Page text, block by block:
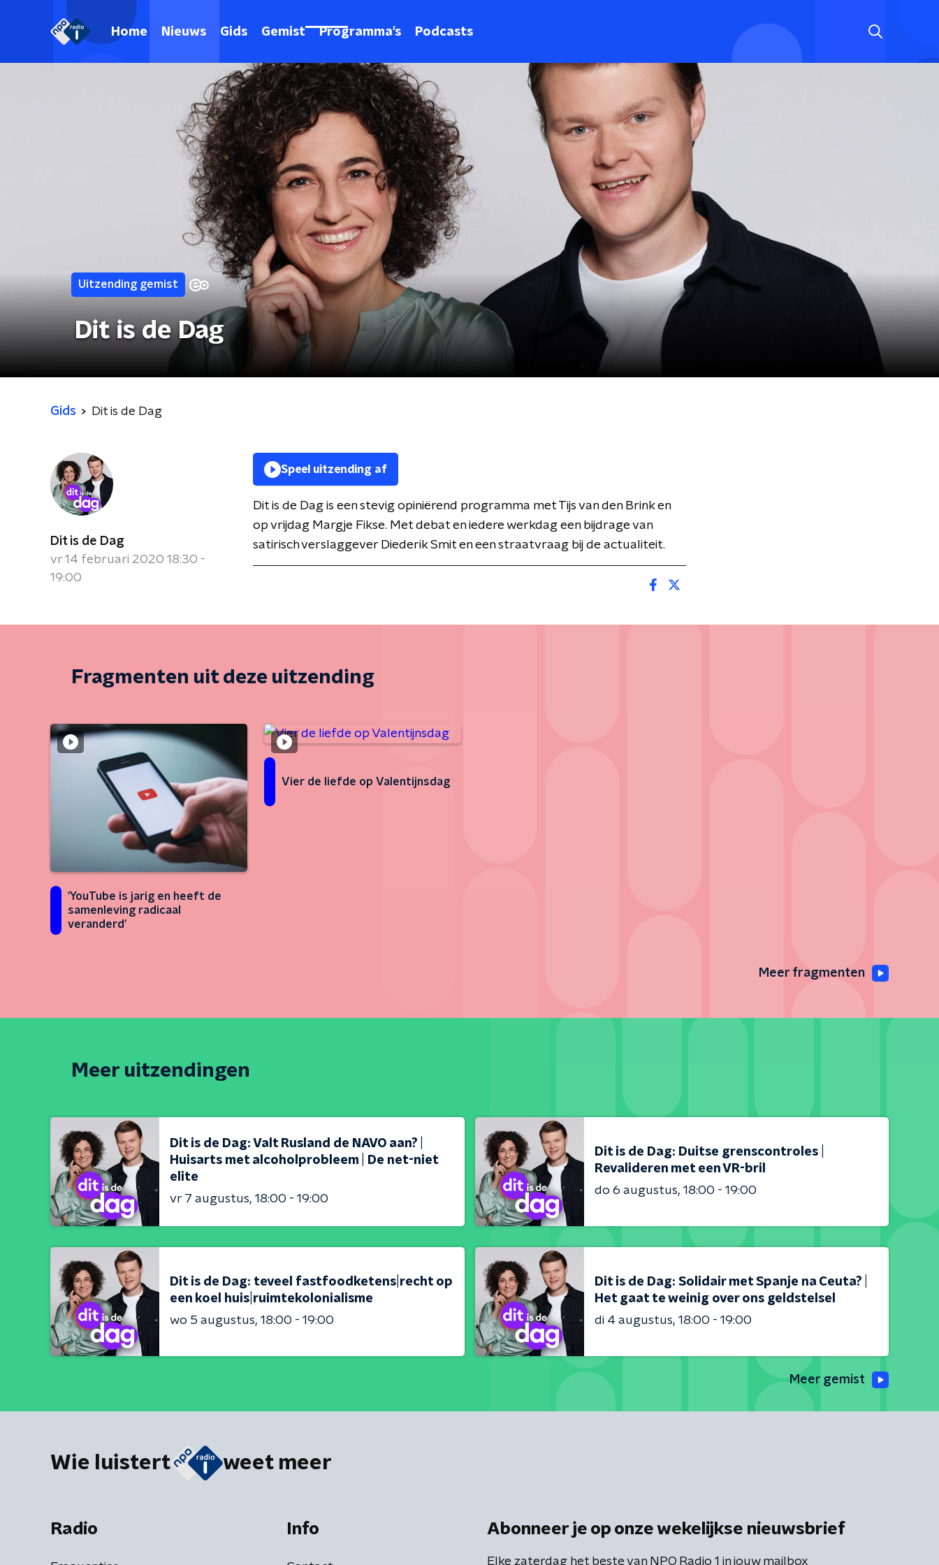
Home Nieuws Gids Gemist Programma's Podcasts
Uitzending gemist
Dit is de Dag
Gids Dit is de Dag
Dit is de Dag
vr 14 februari 2020 18:30 -
19:00
Speel uitzending af
Dit is de Dag is een stevig opiniërend programma met Tijs van den Brink en
op vrijdag Margje Fikse. Met debat en iedere werkdag een bijdrage van
satirisch verslaggever Diederik Smit en een straatvraag bij de actualiteit.
Fragmenten uit deze uitzending
'YouTube is jarig en heeft de
samenleving radicaal
veranderd'
Vier de liefde op Valentijnsdag
Meer fragmenten
Meer uitzendingen
Dit is de Dag: Valt Rusland de NAVO aan? |
Huisarts met alcoholprobleem | De net-niet
elite
vr 7 augustus 18:00 - 19:00
Dit is de Dag: Duitse grenscontroles |
Revalideren met een VR-bril
do 6 augustus 18:00 - 19:00
Dit is de Dag: teveel fastfoodketens|recht op
een koel huis|ruimtekolonialisme
wo 5 augustus 18:00 - 19:00
Dit is de Dag: Solidair met Spanje na Ceuta? |
Het gaat te weinig over ons geldstelsel
di 4 augustus 18:00 - 19:00
Meer gemist
Wie luistert weet meer
Radio Info Abonneer je op onze wekelijkse nieuwsbrief
Elke zaterdag het beste van NPO Radio 1 in jouw mailbox